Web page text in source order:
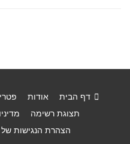
דף הבית אודות
תצוגת רשימה
הצהרת הנגישות